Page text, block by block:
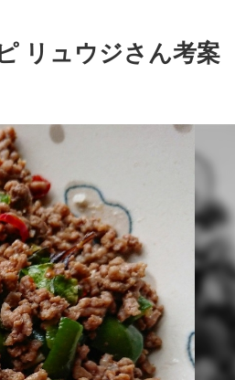
リュウジさん考案